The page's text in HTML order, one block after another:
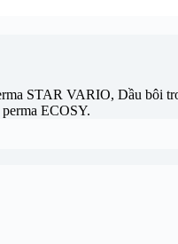
STAR VARIO, Dầu bôi
ECOSY.